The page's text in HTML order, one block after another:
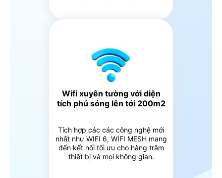
Wifi xuyên tường với diện
tích phủ sóng lên tới 200m2
Tích hợp các các công nghệ mới
nhất như WIFI 6, WIFI MESH mang
đến kết nối tối ưu cho hàng trăm
thiết bị và mọi không gian.